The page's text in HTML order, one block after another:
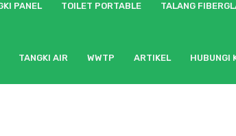
PANEL TOILET PORTABLE TALANG
TANGKI AIR WWTP ARTIKEL HUBUNGI